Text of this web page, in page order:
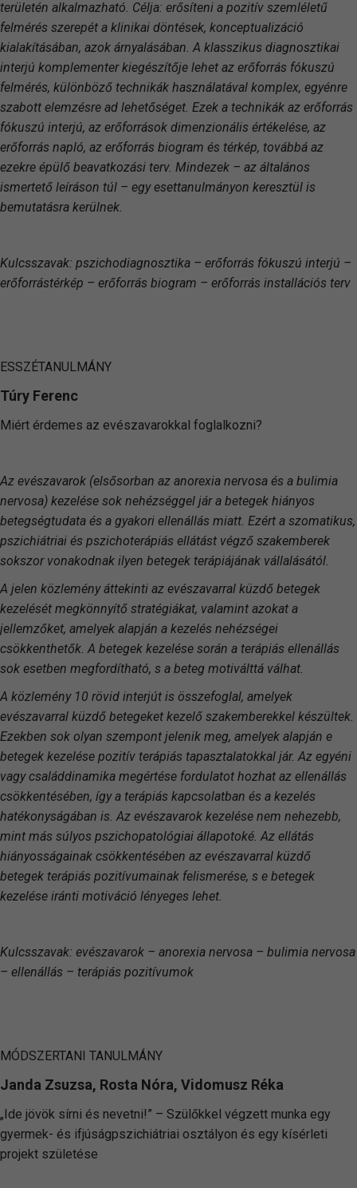
területén alkalmazható. Célja: erősíteni a pozitív szemléletű
felmérés szerepét a klinikai döntések, konceptualizáció
kialakításában, azok árnyalásában. A klasszikus diagnosztikai
interjú komplementer kiegészítője lehet az erőforrás fókuszú
felmérés, különböző technikák használatával komplex, egyénre
szabott elemzésre ad lehetőséget. Ezek a technikák az erőforrás
fókuszú interjú, az erőforrások dimenzionális értékelése, az
erőforrás napló, az erőforrás biogram és térkép, továbbá az
ezekre épülő beavatkozási terv. Mindezek – az általános
ismertető leíráson túl – egy esettanulmányon keresztül is
bemutatásra kerülnek.
Kulcsszavak: pszichodiagnosztika – erőforrás fókuszú interjú –
erőforrástérkép – erőforrás biogram – erőforrás installációs terv
ESSZÉTANULMÁNY
Túry Ferenc
Miért érdemes az evészavarokkal foglalkozni?
Az evészavarok (elsősorban az anorexia nervosa és a bulimia
nervosa) kezelése sok nehézséggel jár a betegek hiányos
betegségtudata és a gyakori ellenállás miatt. Ezért a szomatikus,
pszichiátriai és pszichoterápiás ellátást végző szakemberek
sokszor vonakodnak ilyen betegek terápiájának vállalásától.
A jelen közlemény áttekinti az evészavarral küzdő betegek
kezelését megkönnyítő stratégiákat, valamint azokat a
jellemzőket, amelyek alapján a kezelés nehézségei
csökkenthetők. A betegek kezelése során a terápiás ellenállás
sok esetben megfordítható, s a beteg motiválttá válhat.
A közlemény 10 rövid interjút is összefoglal, amelyek
evészavarral küzdő betegeket kezelő szakemberekkel készültek.
Ezekben sok olyan szempont jelenik meg, amelyek alapján e
betegek kezelése pozitív terápiás tapasztalatokkal jár. Az egyéni
vagy családdinamika megértése fordulatot hozhat az ellenállás
csökkentésében, így a terápiás kapcsolatban és a kezelés
hatékonyságában is. Az evészavarok kezelése nem nehezebb,
mint más súlyos pszichopatológiai állapotoké. Az ellátás
hiányosságainak csökkentésében az evészavarral küzdő
betegek terápiás pozitívumainak felismerése, s e betegek
kezelése iránti motiváció lényeges lehet.
Kulcsszavak: evészavarok – anorexia nervosa – bulimia nervosa
– ellenállás – terápiás pozitívumok
MÓDSZERTANI TANULMÁNY
Janda Zsuzsa, Rosta Nóra, Vidomusz Réka
„Ide jövök sírni és nevetni!” – Szülőkkel végzett munka egy
gyermek- és ifjúságpszichiátriai osztályon és egy kísérleti
projekt születése